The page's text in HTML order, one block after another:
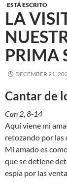
ESTÁ ESCRITO
LA
PRIMA
DECEMBER 21,
Cantar de
Can 2, 8-14
Aquí viene mi
retozando por las
Mi amado es
que se detiene
espía por las